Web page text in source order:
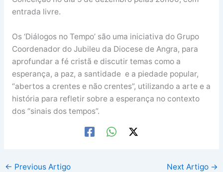
entrada livre.
Os ‘Diálogos no Tempo’ são uma iniciativa do Grupo
Coordenador do Jubileu da Diocese de Angra, para
aprofundar a fé cristã e discutir temas como a
esperança, a paz, a santidade e a piedade popular,
“abertos a crentes e não crentes”, utilizando a arte e a
história para refletir sobre a esperança no contexto
dos “sinais dos tempos”.
← Previous Artigo Next Artigo →